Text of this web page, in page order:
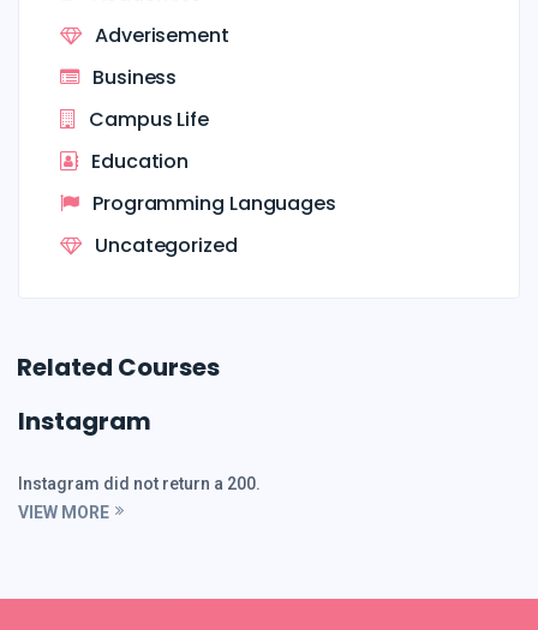
Adverisement
Business
Campus Life
Education
Programming Languages
Uncategorized
Related Courses
Instagram
Instagram did not return a 200.
VIEW MORE